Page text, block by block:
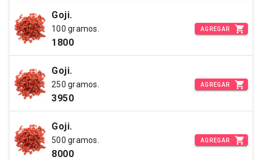
Goji.
100 gramos.
1800
AGREGAR
Goji.
250 gramos.
3950
AGREGAR
Goji.
500 gramos.
8000
AGREGAR